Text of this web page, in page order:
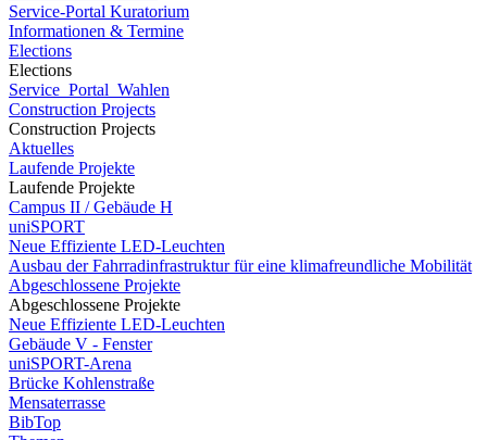
Service-Portal Kuratorium
Informationen & Termine
Elections
Elections
Service_Portal_Wahlen
Construction Projects
Construction Projects
Aktuelles
Laufende Projekte
Laufende Projekte
Campus II / Gebäude H
uniSPORT
Neue Effiziente LED-Leuchten
Ausbau der Fahrradinfrastruktur für eine klimafreundliche Mobilität
Abgeschlossene Projekte
Abgeschlossene Projekte
Neue Effiziente LED-Leuchten
Gebäude V - Fenster
uniSPORT-Arena
Brücke Kohlenstraße
Mensaterrasse
BibTop